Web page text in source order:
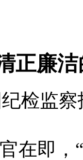
正廉
检监察
即，“